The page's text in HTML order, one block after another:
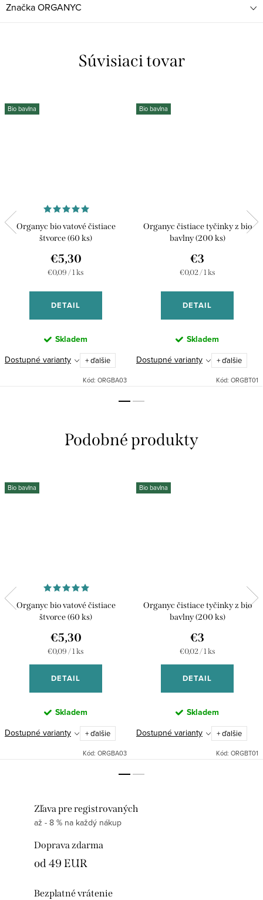
ZnačkaORGANYC
Súvisiaci tovar
Bio bavlna
Organyc bio vatové čistiace
štvorce (60 ks)
€5,30
Jednotková
€0,09 / 1 ks
DETAIL
Skladem
Dostupné varianty + ďalšie
Kód: ORGBA03
Bio bavlna
Organyc čistiace tyčinky z bio
bavlny (200 ks)
€3
Jednotková
€0,02 / 1 ks
DETAIL
Skladem
Dostupné varianty + ďalšie
Kód: ORGBT01
Bio bavlna
Organyc bio vatové čistiace
štvorce (60 ks)
€5,30
Jednotková
cena:
€0,09 / 1 ks
DETAIL
Skladem
Dostupné varianty + ďalšie
Kód: ORGBA03
Bio bavlna
Organyc čistiace tyčinky z bio
bavlny (200 ks)
€3
Jednotková
cena:
€0,02 / 1 ks
DETAIL
Skladem
Dostupné varianty + ďalšie
Kód: ORGBT01
Zľava pre registrovaných
až - 8 % na každý nákup
Doprava zdarma
od 49 EUR
Bezplatné vrátenie